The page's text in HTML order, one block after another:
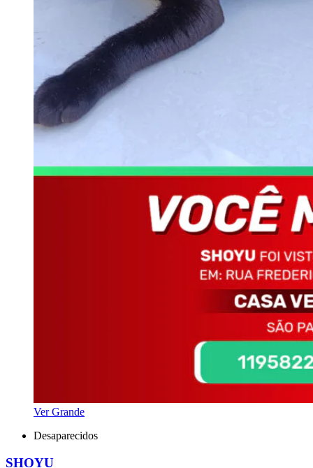
Ver Grande
Desaparecidos
SHOYU